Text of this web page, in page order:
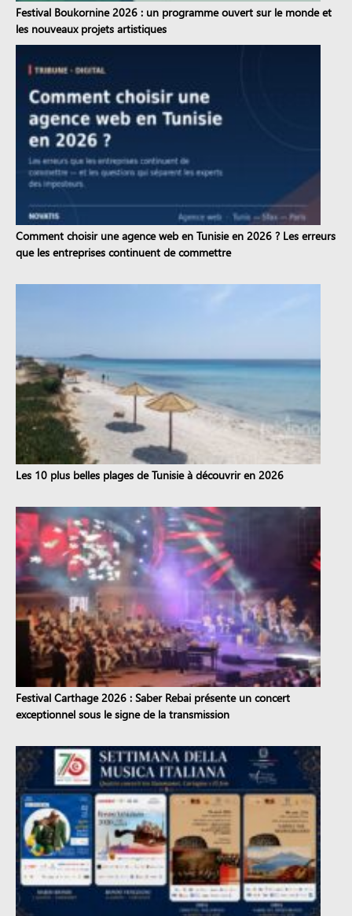
Festival Boukornine 2026 : un programme ouvert sur le monde et
les nouveaux projets artistiques
Comment choisir une agence web en Tunisie en 2026 ? Les erreurs
que les entreprises continuent de commettre
Les 10 plus belles plages de Tunisie à découvrir en 2026
Festival Carthage 2026 : Saber Rebai présente un concert
exceptionnel sous le signe de la transmission